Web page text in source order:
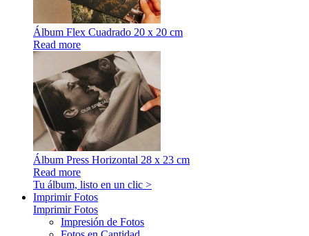
Álbum Flex Cuadrado 20 x 20 cm
Read more
Álbum Press Horizontal 28 x 23 cm
Read more
Tu álbum, listo en un clic >
Imprimir Fotos
Imprimir Fotos
Impresión de Fotos